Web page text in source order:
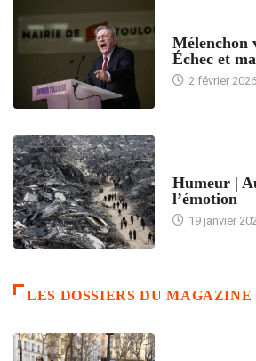
Mélenchon
Échec et
2 février 2026
Humeur |
l’émotion
19 janvier
LES DOSSIERS DU MAGAZINE